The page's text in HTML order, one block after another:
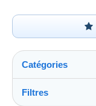
Catégories
Filtres